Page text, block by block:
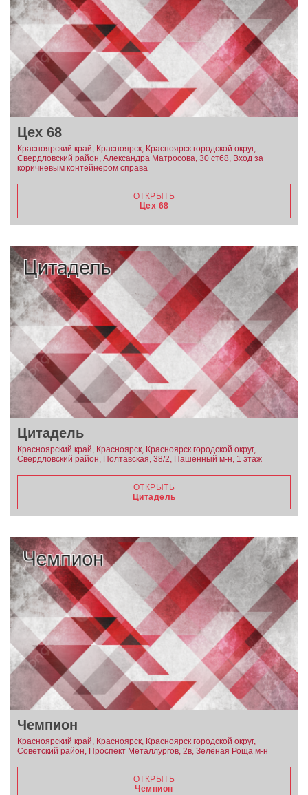
Цех 68
Красноярский край, Красноярск, Красноярск городской округ,
Свердловский район, Александра Матросова, 30 ст68, Вход за
коричневым контейнером справа
ОТКРЫТЬ
Цех 68
Цитадель
Красноярский край, Красноярск, Красноярск городской округ,
Свердловский район, Полтавская, 38/2, Пашенный м-н, 1 этаж
ОТКРЫТЬ
Цитадель
Чемпион
Красноярский край, Красноярск, Красноярск городской округ,
Советский район, Проспект Металлургов, 2в, Зелёная Роща м-н
ОТКРЫТЬ
Чемпион